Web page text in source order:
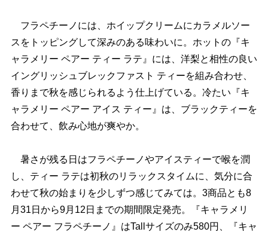
フラペチーノには、ホイップクリームにカラメルソー
スをトッピングして深みのある味わいに。ホットの『キ
ャラメリー ペアー ティー ラテ』には、洋梨と相性の良い
イングリッシュブレックファスト ティーを組み合わせ、
香りまで秋を感じられるよう仕上げている。冷たい『キ
ャラメリー ペアー アイス ティー』は、ブラックティーを
合わせて、飲み心地が爽やか。
暑さが残る日はフラペチーノやアイスティーで喉を潤
し、ティー ラテは初秋のリラックスタイムに、気分に合
わせて秋の始まりを少しずつ感じてみては。3商品とも8
月31日から9月12日までの期間限定発売。『キャラメリ
ー ペアー フラペチーノ』はTallサイズのみ580円、『キャ